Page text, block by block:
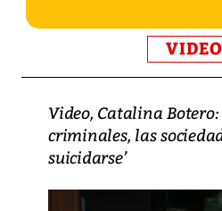
Video, Catalina
criminales, las
suicidarse’